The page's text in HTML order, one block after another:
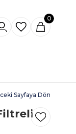
0
Sayfaya Dön